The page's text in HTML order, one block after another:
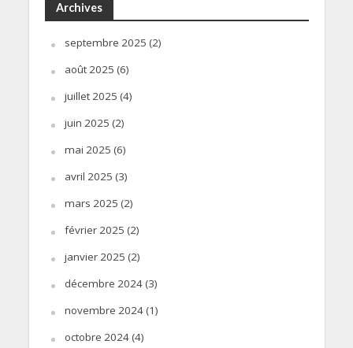
Archives
septembre 2025 (2)
août 2025 (6)
juillet 2025 (4)
juin 2025 (2)
mai 2025 (6)
avril 2025 (3)
mars 2025 (2)
février 2025 (2)
janvier 2025 (2)
décembre 2024(3)
novembre 2024(1)
octobre 2024(4)